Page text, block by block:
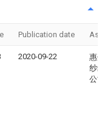
Publication date
2020-09-22
惠州
纱线
公司